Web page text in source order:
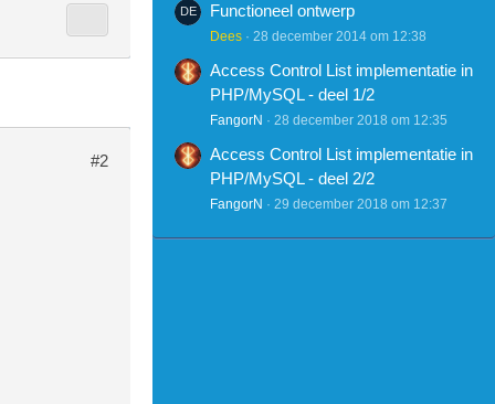
#2
Functioneel ontwerp
Dees 28 december 2014 om 12:38
Access Control List implementatie in
PHP/MySQL - deel 1/2
FangorN 28 december 2018 om 12:35
Access Control List implementatie in
PHP/MySQL - deel 2/2
FangorN 29 december 2018 om 12:37